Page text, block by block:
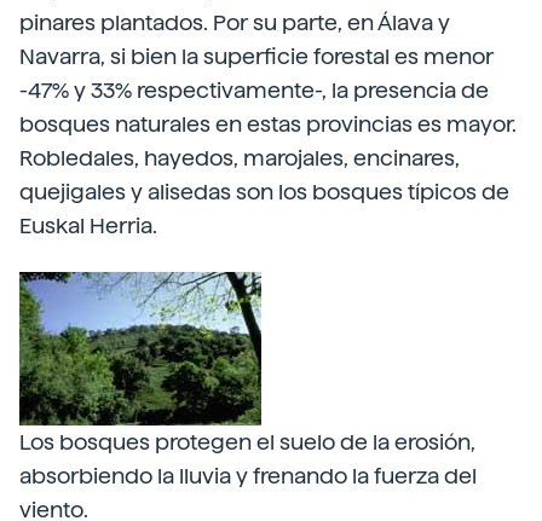
pinares plantados. Por su parte, en Álava y
Navarra, si bien la superficie forestal es menor
-47% y 33% respectivamente-, la presencia de
bosques naturales en estas provincias es mayor.
Robledales, hayedos, marojales, encinares,
quejigales y alisedas son los bosques típicos de
Euskal Herria.
Los bosques protegen el suelo de la erosión,
absorbiendo la lluvia y frenando la fuerza del
viento.